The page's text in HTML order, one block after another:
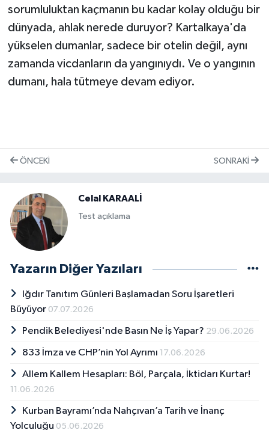
sorumluluktan kaçmanın bu kadar kolay olduğu bir
dünyada, ahlak nerede duruyor? Kartalkaya'da
yükselen dumanlar, sadece bir otelin değil, aynı
zamanda vicdanların da yangınıydı. Ve o yangının
dumanı, hala tütmeye devam ediyor.
ÖNCEKI SONRAKI
Celal KARAALİ
Test açıklama
Yazarın Diğer Yazıları
Iğdır Tanıtım Günleri Başlamadan Soru İşaretleri
Büyüyor 07.07.2026
Pendik Belediyesi'nde Basın Ne İş Yapar? 29.06.2026
833 İmza ve CHP’nin Yol Ayrımı 17.06.2026
Allem Kallem Hesapları: Böl, Parçala, İktidarı Kurtar!
11.06.2026
Kurban Bayramı’nda Nahçıvan’a Tarih ve İnanç
Yolculuğu 05.06.2026